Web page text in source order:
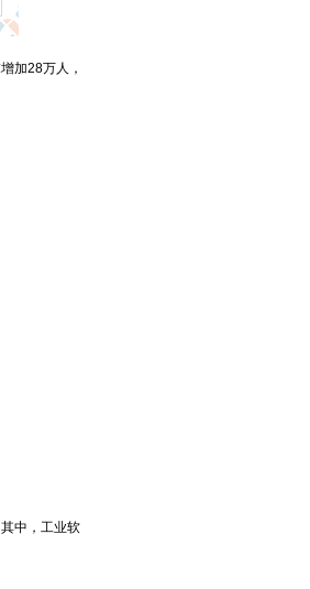
加28万人，
中，工业软